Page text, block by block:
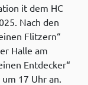
it dem HC
Nach den
Flitzern“
Halle am
Entdecker“
17 Uhr an.